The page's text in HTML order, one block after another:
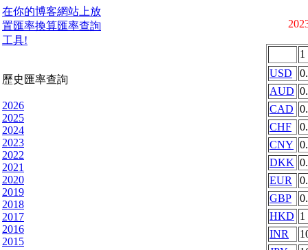
在你的博客網站上放
置匯率換算匯率查詢
工具!
歷史匯率查詢
2026
2025
2024
2023
2022
2021
2020
2019
2018
2017
2016
2015
1
USD
AUD
CAD
CHF
CNY
DKK
EUR
GBP
HKD 1
INR